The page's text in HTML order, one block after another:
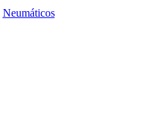
Neumáticos